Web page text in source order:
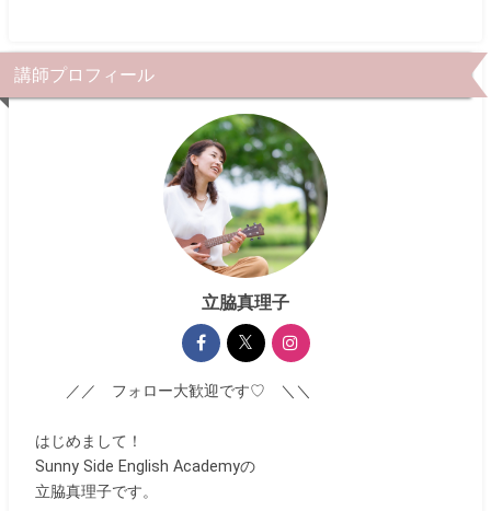
講師プロフィール
立脇真理子
／／ フォロー大歓迎です♡ ＼＼
はじめまして！
Sunny Side English Academyの
立脇真理子です。